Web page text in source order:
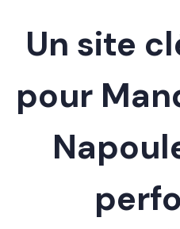
Un site
pour